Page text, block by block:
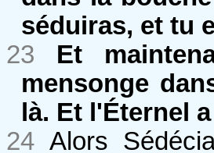
séduiras, et tu
23 Et
mensonge
là. Et l'Éternel
24 Alors